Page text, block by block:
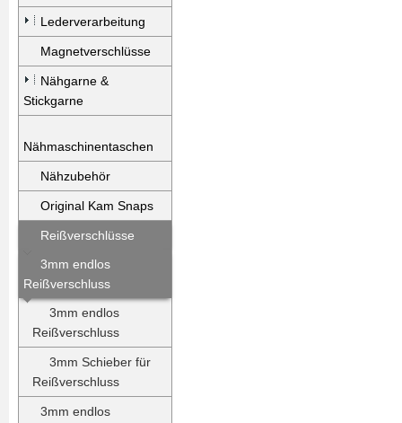
Lederverarbeitung
Magnetverschlüsse
Nähgarne &
Stickgarne
Nähmaschinentaschen
Nähzubehör
Original Kam Snaps
Reißverschlüsse
3mm endlos
Reißverschluss
3mm endlos
Reißverschluss
3mm Schieber für
Reißverschluss
3mm endlos